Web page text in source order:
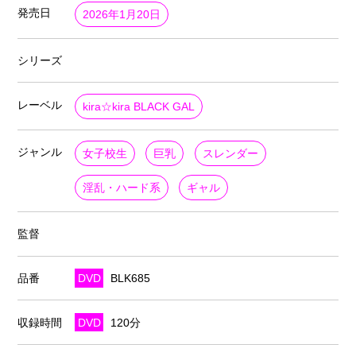
発売日 2026年1月20日
シリーズ
レーベル kira☆kira BLACK GAL
ジャンル 女子校生 巨乳 スレンダー
淫乱・ハード系 ギャル
監督
品番 DVD BLK685
収録時間 DVD 120分